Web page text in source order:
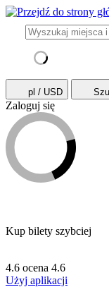
pl / USD
Zaloguj się
Kup bilety szybciej
4.6 ocena 4.6
Użyj aplikacji